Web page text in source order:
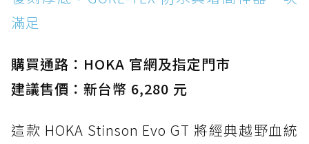
滿足
購買通路：HOKA 官網及指定門市
建議售價：新台幣 6,280 元
這款 HOKA Stinson Evo GT 將經典越野血統